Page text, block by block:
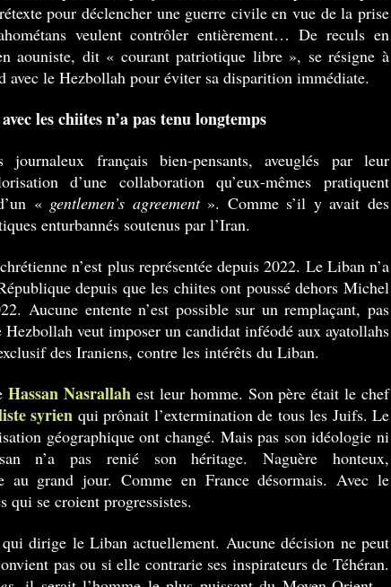
pour déclencher une guerre civile en vue de la prise
veulent contrôler entièrement… De reculs en
aouniste, dit « courant patriotique libre », se résigne à
avec le Hezbollah pour éviter sa disparition immédiate.
les chiites n’a pas tenu longtemps
français bien-pensants, aveuglés par leur
d’une collaboration qu’eux-mêmes pratiquent
« gentlemen’s agreement». Comme s’il y avait des
enturbannés soutenus par l’Iran.
n’est plus représentée depuis 2022. Le Liban n’a
depuis que les chiites ont poussé dehors Michel
Aucune entente n’est possible sur un remplaçant, pas
veut imposer un candidat inféodé aux ayatollahs
des Iraniens, contre les intérêts du Liban.
Hassan Nasrallah est leur homme. Son père était le chef
syrien qui prônait l’extermination de tous les Juifs. Le
géographique ont changé. Mais pas son idéologie ni
n’a pas renié son héritage. Naguère honteux,
au grand jour. Comme en France désormais. Avec le
qui se croient progressistes.
dirige le Liban actuellement. Aucune décision ne peut
pas ou si elle contrarie ses inspirateurs de Téhéran.